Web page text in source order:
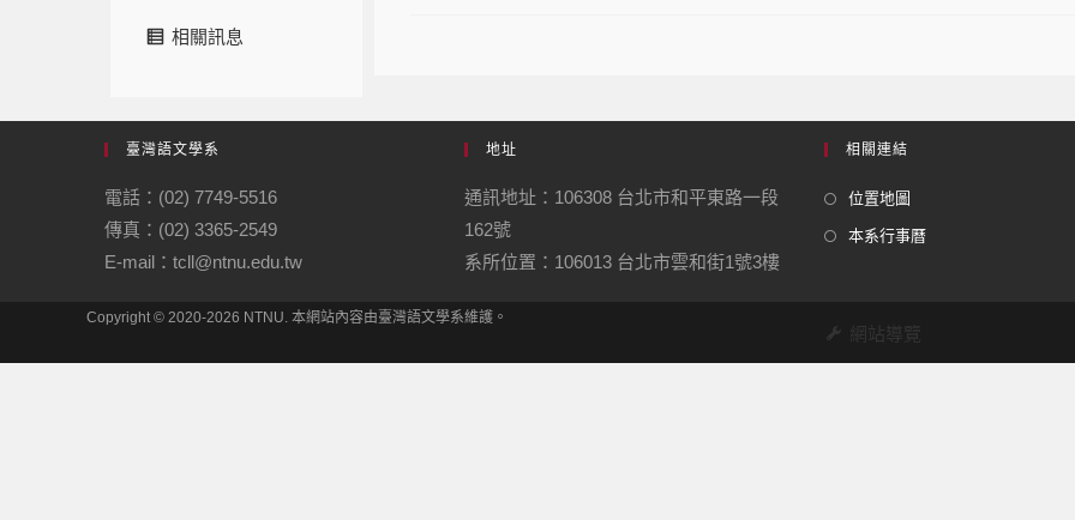
相關訊息
臺灣語文學系
電話：(02) 7749-5516
傳真：(02) 3365-2549
E-mail：tcll@ntnu.edu.tw
地址
通訊地址：106308 台北市和平東路一段
162號
系所位置：106013 台北市雲和街1號3樓
相關連結
位置地圖
本系行事曆
網站導覽
Copyright © 2020-2026 NTNU. 本網站內容由臺灣語文學系維護。